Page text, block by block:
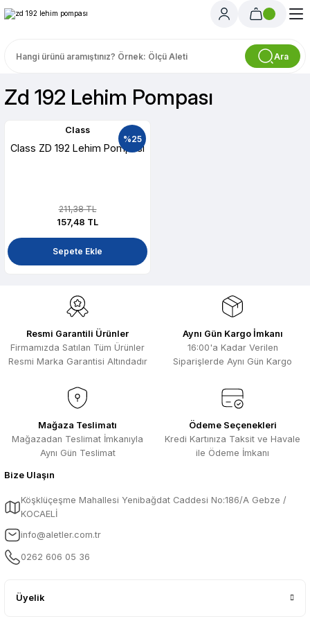
Ara
Zd 192 Lehim Pompası
%25
Class
Class ZD 192 Lehim Pompası
211,38 TL
157,48 TL
Sepete Ekle
Resmi Garantili Ürünler
Firmamızda Satılan Tüm Ürünler
Resmi Marka Garantisi Altındadır
Aynı Gün Kargo İmkanı
16:00'a Kadar Verilen
Siparişlerde Aynı Gün Kargo
Mağaza Teslimatı
Mağazadan Teslimat İmkanıyla
Aynı Gün Teslimat
Ödeme Seçenekleri
Kredi Kartınıza Taksit ve Havale
ile Ödeme İmkanı
Bize Ulaşın
Köşklüçeşme Mahallesi Yenibağdat Caddesi No:186/A Gebze /
KOCAELİ
info@aletler.com.tr
0262 606 05 36
Üyelik